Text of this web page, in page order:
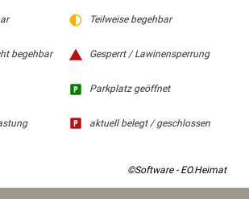
Teilweise begehbar
begehbar Gesperrt / Lawinensperrung
Parkplatz geöffnet
aktuell belegt / geschlossen
©Software - EO.Heimat